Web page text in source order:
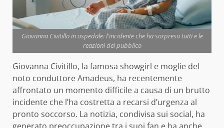
Giovanna Civitillo in ospedale: l'incidente che ha sorpreso tutti e le
reazioni del pubblico
Giovanna Civitillo, la famosa showgirl e moglie del
noto conduttore Amadeus, ha recentemente
affrontato un momento difficile a causa di un brutto
incidente che l’ha costretta a recarsi d’urgenza al
pronto soccorso. La notizia, condivisa sui social, ha